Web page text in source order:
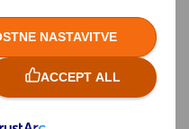
naše trajnostne
s katero smo